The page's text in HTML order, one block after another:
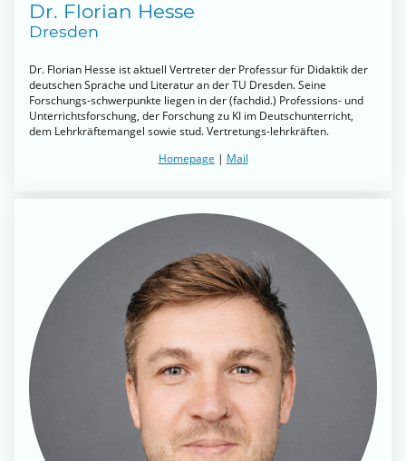
Dr. Florian Hesse
Dresden
Dr. Florian Hesse ist aktuell Vertreter der Professur für Didaktik der
deutschen Sprache und Literatur an der TU Dresden. Seine
Forschungs-schwerpunkte liegen in der (fachdid.) Professions- und
Unterrichtsforschung, der Forschung zu KI im Deutschunterricht,
dem Lehrkräftemangel sowie stud. Vertretungs-lehrkräften.
Homepage | Mail